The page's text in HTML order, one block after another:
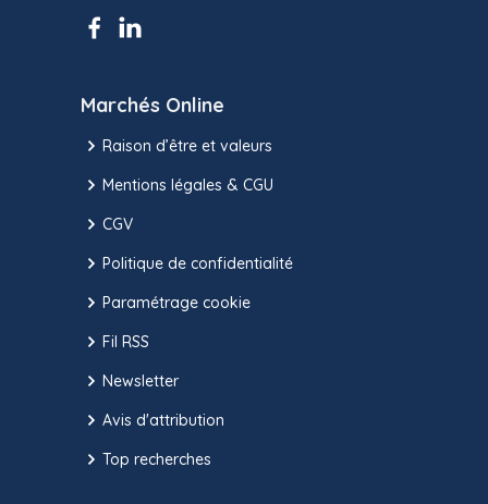
Marchés Online
Raison d’être et valeurs
Mentions légales & CGU
CGV
Politique de confidentialité
Paramétrage cookie
Fil RSS
Newsletter
Avis d'attribution
Top recherches